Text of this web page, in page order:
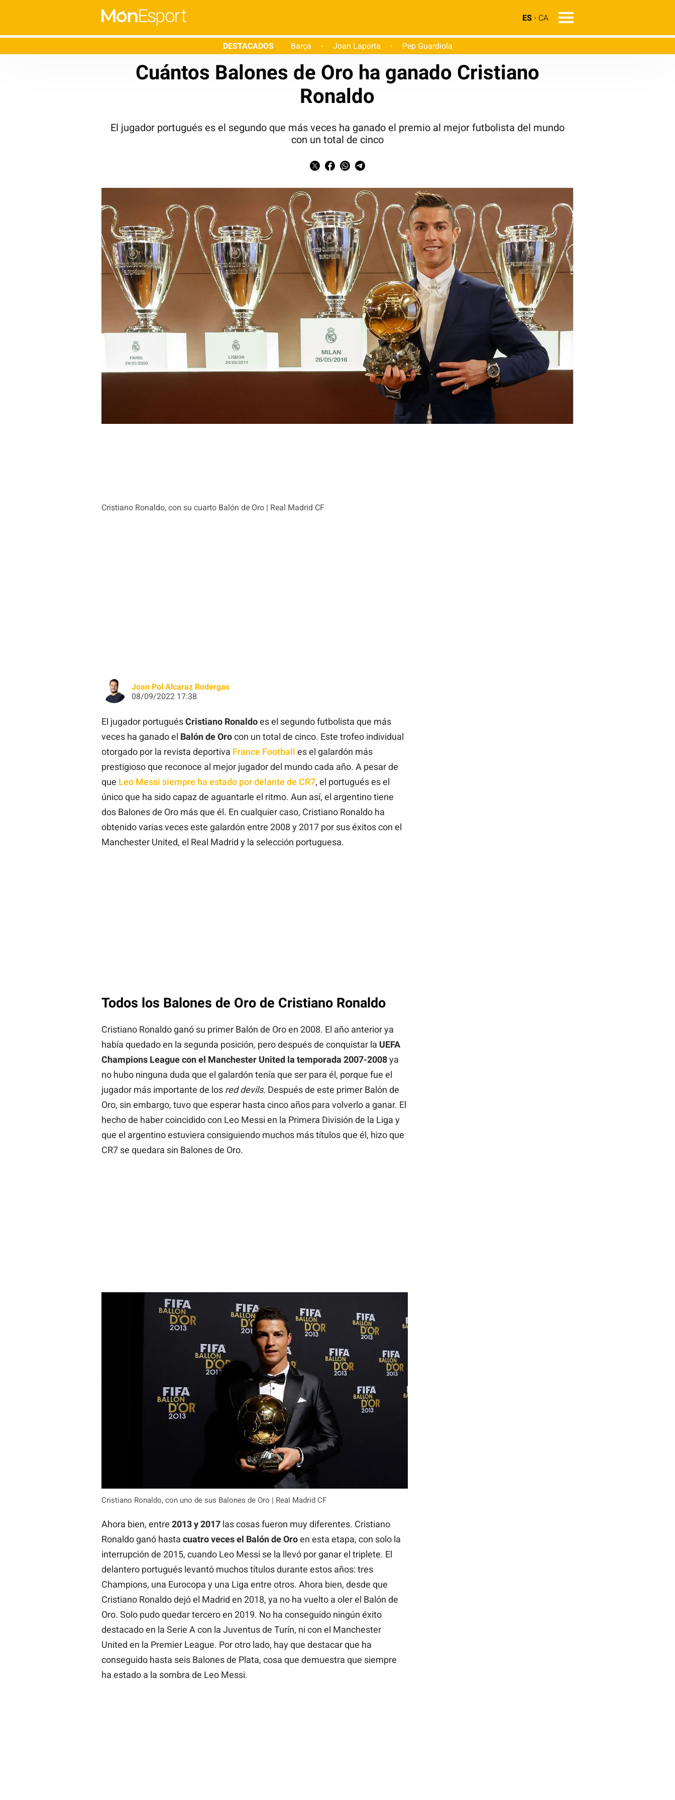
ES CA
DESTACADOS Barça · Joan Laporta · Pep Guardiola
Cristiano Ronaldo, con su cuarto Balón de Oro | Real Madrid CF
Fútbol
Cuántos Balones de Oro ha ganado Cristiano
Ronaldo
El jugador portugués es el segundo que más veces ha ganado el premio al mejor futbolista del mundo
con un total de cinco
Joan Pol Alcaraz Rodergas
08/09/2022 17:38
El jugador portuguésCristiano Ronaldoes el segundo futbolista que más
veces ha ganado el Balón de Orocon un total de cinco. Este trofeo individual
otorgado por la revista deportiva France Football es el galardón más
prestigioso que reconoce al mejor jugador del mundo cada año. A pesar de
que Leo Messi siempre ha estado por delante de CR7, el portugués es el
único que ha sido capaz de aguantarle el ritmo. Aun así, el argentino tiene
dos Balones de Oro más que él. En cualquier caso, Cristiano Ronaldo ha
obtenido varias veces este galardón entre 2008 y 2017 por sus éxitos con el
Manchester United, el Real Madrid y la selección portuguesa.
Todos los Balones de Oro de Cristiano Ronaldo
Cristiano Ronaldo ganó su primer Balón de Oro en 2008. El año anterior ya
había quedado en la segunda posición, pero después de conquistar la UEFA
Champions League con el Manchester United la temporada 2007-2008ya
no hubo ninguna duda que el galardón tenía que ser para él, porque fue el
jugador más importante de los red devils. Después de este primer Balón de
Oro, sin embargo, tuvo que esperar hasta cinco años para volverlo a ganar. El
hecho de haber coincidido con Leo Messi en la Primera División de la Liga y
que el argentino estuviera consiguiendo muchos más títulos que él, hizo que
CR7 se quedara sin Balones de Oro.
Cristiano Ronaldo, con uno de sus Balones de Oro | Real Madrid CF
Ahora bien, entre 2013 y 2017las cosas fueron muy diferentes. Cristiano
Ronaldo ganó hasta cuatro veces el Balón de Oroen esta etapa, con solo la
interrupción de 2015, cuando Leo Messi se la llevó por ganar el triplete. El
delantero portugués levantó muchos títulos durante estos años: tres
Champions, una Eurocopa y una Liga entre otros. Ahora bien, desde que
Cristiano Ronaldo dejó el Madrid en 2018, ya no ha vuelto a oler el Balón de
Oro. Solo pudo quedar tercero en 2019. No ha conseguido ningún éxito
destacado en la Serie A con la Juventus de Turín, ni con el Manchester
United en la Premier League. Por otro lado, hay que destacar que ha
conseguido hasta seis Balones de Plata, cosa que demuestra que siempre
ha estado a la sombra de Leo Messi.